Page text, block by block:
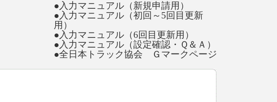
●入力マニュアル（新規申請用）
●入力マニュアル（初回～5回目更新
用）
●入力マニュアル（6回目更新用）
●入力マニュアル（設定確認・Ｑ＆Ａ）
●全日本トラック協会 Ｇマークページ